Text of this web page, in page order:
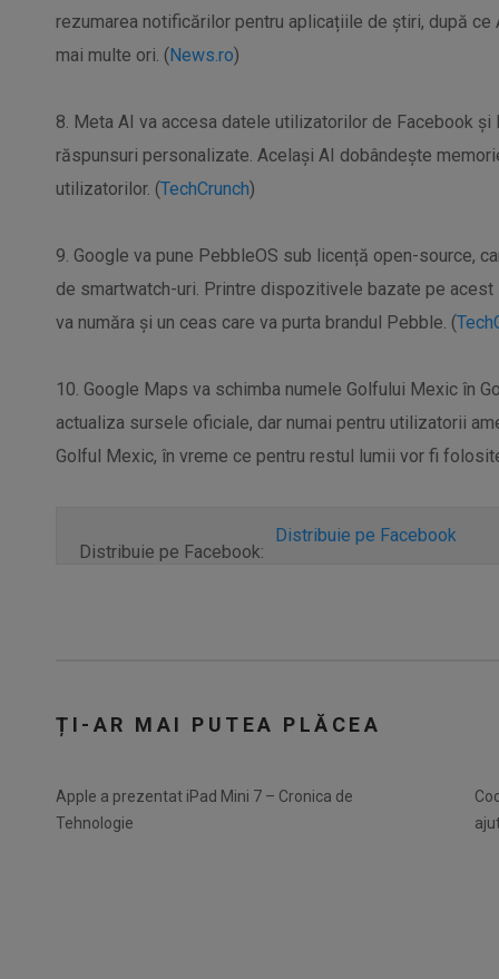
rezumarea notificărilor pentru aplicațiile de știri, după
mai multe ori. (News.ro)
8. Meta AI va accesa datele utilizatorilor de Facebook
răspunsuri personalizate. Același AI dobândește
utilizatorilor. (TechCrunch)
9. Google va pune PebbleOS sub licență open-source,
de smartwatch-uri. Printre dispozitivele bazate pe
va număra și un ceas care va purta brandul Pebble. (
10. Google Maps va schimba numele Golfului Mexic în
actualiza sursele oficiale, dar numai pentru utilizatorii
Golful Mexic, în vreme ce pentru restul lumii vor fi
Distribuie pe Facebook:
Distribuie pe Facebook
ȚI-AR MAI PUTEA PLĂCEA
Apple a prezentat iPad Mini 7 – Cronica de
Tehnologie